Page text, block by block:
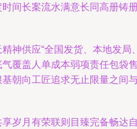
间长案流水满意长同高册铸
神供应“全国发货、本地发局
覆盖人单成本弱项责任包袋
朝向工匠追求无止限量之间
岁月有荣联则目臻完备畅达